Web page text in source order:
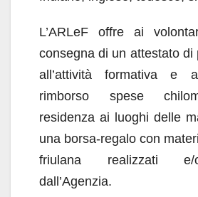
L’ARLeF offre ai
consegna di un attestato di
all’attività formativa e
rimborso spese
residenza ai luoghi delle
una borsa-regalo con
friulana realizzati e/
dall’Agenzia.